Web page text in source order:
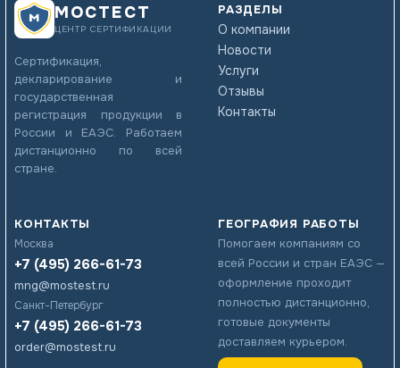
МОСТЕСТ
ЦЕНТР СЕРТИФИКАЦИИ
Сертификация,
декларирование и
государственная
регистрация продукции в
России и ЕАЭС. Работаем
дистанционно по всей
стране.
РАЗДЕЛЫ
О компании
Новости
Услуги
Отзывы
Контакты
КОНТАКТЫ
Москва
+7 (495) 266-61-73
mng@mostest.ru
Санкт-Петербург
+7 (495) 266-61-73
order@mostest.ru
ГЕОГРАФИЯ РАБОТЫ
Помогаем компаниям со
всей России и стран ЕАЭС —
оформление проходит
полностью дистанционно,
готовые документы
доставляем курьером.